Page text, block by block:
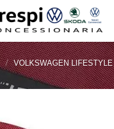
/ VOLKSWAGEN LIFESTYLE